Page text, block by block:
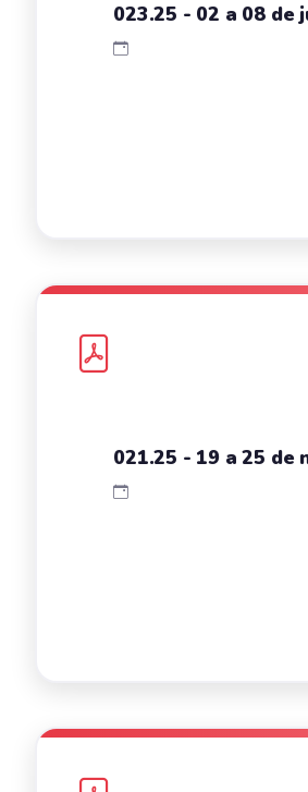
023.25 - 02 a 08
021.25 - 19 a 25 de